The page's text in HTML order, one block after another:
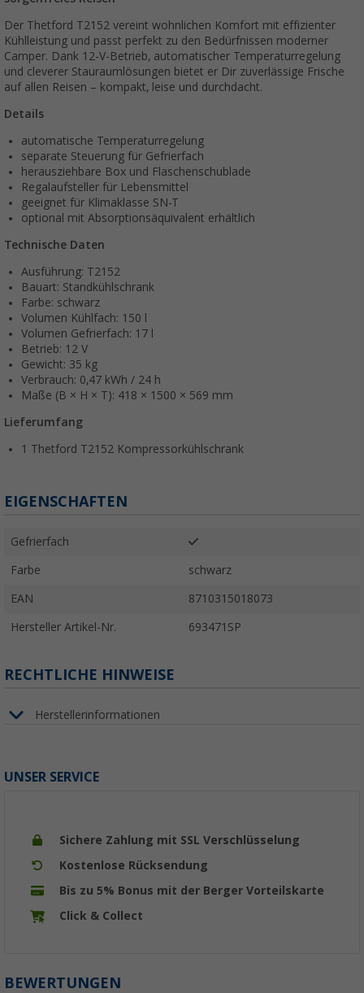
Der Thetford T2152 vereint wohnlichen Komfort mit effizienter
Kühlleistung und passt perfekt zu den Bedürfnissen moderner
Camper. Dank 12-V-Betrieb, automatischer Temperaturregelung
und cleverer Stauraumlösungen bietet er Dir zuverlässige Frische
auf allen Reisen – kompakt, leise und durchdacht.
Details
automatische Temperaturregelung
separate Steuerung für Gefrierfach
herausziehbare Box und Flaschenschublade
Regalaufsteller für Lebensmittel
geeignet für Klimaklasse SN-T
optional mit Absorptionsäquivalent erhältlich
Technische Daten
Ausführung: T2152
Bauart: Standkühlschrank
Farbe: schwarz
Volumen Kühlfach: 150 l
Volumen Gefrierfach: 17 l
Betrieb: 12 V
Gewicht: 35 kg
Verbrauch: 0,47 kWh / 24 h
Maße (B × H × T): 418 × 1500 × 569 mm
Lieferumfang
1 Thetford T2152 Kompressorkühlschrank
EIGENSCHAFTEN
Gefrierfach
Farbe schwarz
EAN 8710315018073
Hersteller Artikel-Nr. 693471SP
RECHTLICHE HINWEISE
Herstellerinformationen
UNSER SERVICE
Sichere Zahlung mit SSL Verschlüsselung
Kostenlose Rücksendung
Bis zu 5% Bonus mit der Berger Vorteilskarte
Click & Collect
BEWERTUNGEN